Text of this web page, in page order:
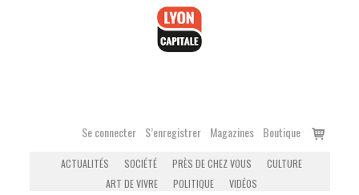
Se connecter S’enregistrer Magazines Boutique
Voir
ACTUALITÉS SOCIÉTÉ PRÈS DE CHEZ VOUS
CULTURE
ART DE VIVRE
POLITIQUE VIDÉOS